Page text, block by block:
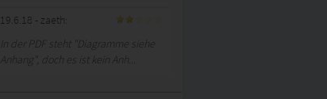
19.6.18 - zaeth:
In der PDF steht "Diagramme siehe
Anhang", doch es ist kein Anh...